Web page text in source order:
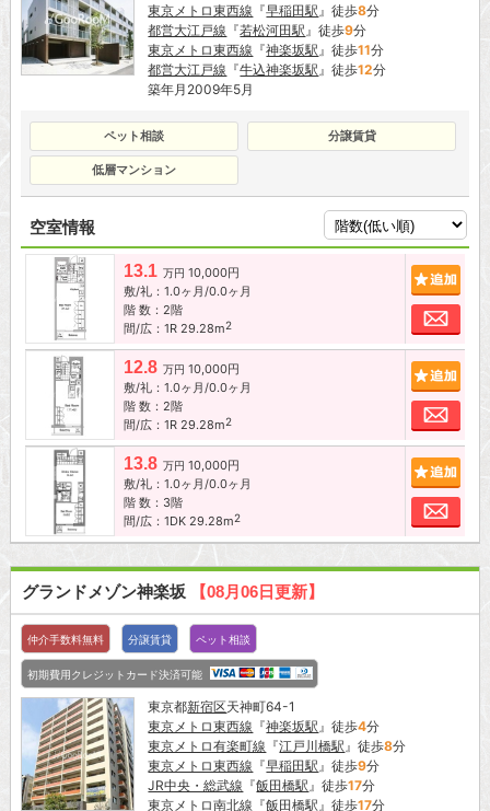
東京メトロ東西線 『早稲田駅 』徒歩8分
都営大江戸線 『若松河田駅 』徒歩9分
東京メトロ東西線 『神楽坂駅 』徒歩11分
都営大江戸線 『牛込神楽坂駅 』徒歩12分
築年月2009年5月
ペット相談 分譲賃貸
低層マンション
空室情報
13.1 万円 10,000円
敷/礼：1.0ヶ月/0.0ヶ月
階 数：2階
間/広：1R 29.28m2
お
12.8 万円 10,000円
敷/礼：1.0ヶ月/0.0ヶ月
階 数：2階
間/広：1R 29.28m2
お
13.8 万円 10,000円
敷/礼：1.0ヶ月/0.0ヶ月
階 数：3階
間/広：1DK 29.28m2
お
グランドメゾン神楽坂 【08月06日更新】
仲介手数料無料 分譲賃貸 ペット相談
初期費用クレジットカード決済可能
東京都新宿区天神町64-1
東京メトロ東西線 『神楽坂駅 』徒歩4分
東京メトロ有楽町線 『江戸川橋駅 』徒歩8分
東京メトロ東西線 『早稲田駅 』徒歩9分
JR中央・総武線 『飯田橋駅 』徒歩17分
東京メトロ南北線 『飯田橋駅 』徒歩17分